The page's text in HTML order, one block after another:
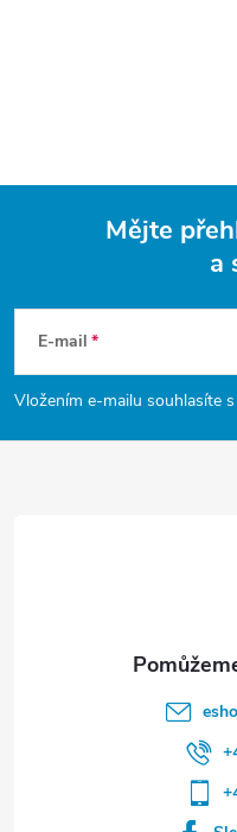
p
a
Mějte
a
E-mail
Vložením e-mailu souhlasíte s